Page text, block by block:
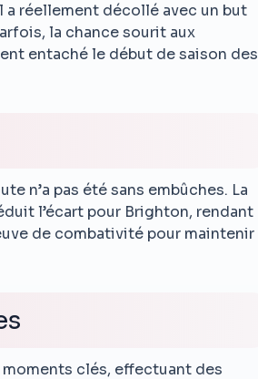
a réellement décollé avec un but
la chance sourit aux
entaché le début de saison des
n’a pas été sans embûches. La
l’écart pour Brighton, rendant
de combativité pour maintenir
moments clés, effectuant des